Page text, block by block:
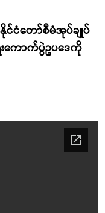
င်ငံတော်စီမံအုပ်ချုပ်
ကောက်ပွဲဥပဒေကို